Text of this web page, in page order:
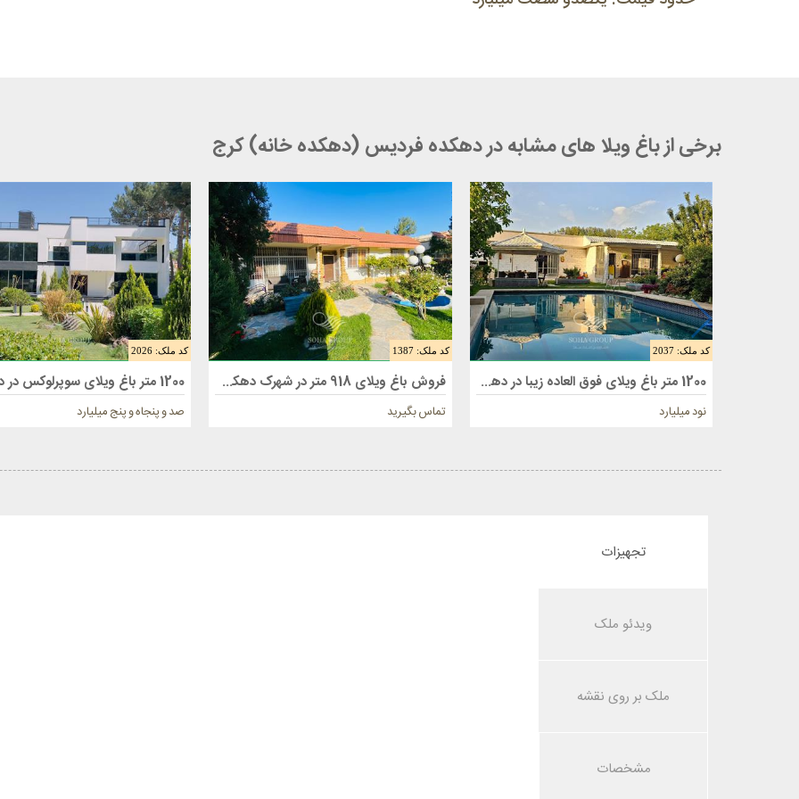
برخی از باغ ویلا های مشابه در دهکده فردیس (دهکده خانه) کرج
کد ملک: 2037
فروش باغ ویلا 1200 متری در کرج 1200 متر باغ ویلای فوق العاده زیبا در دهکده فردیس کرج
نود میلیارد
کد ملک: 1387
فروش باغ ویلا 918 متری در کرج فروش باغ ویلای 918 متر در شهرک دهکده خانه ( فردیس کرج )
تماس بگیرید
کد ملک: 2026
فروش باغ ویلا 1200 متری در کرج
صد و پنجاه و پنج میلیارد
تجهیزات
ویدئو ملک
ملک بر روی نقشه
مشخصات